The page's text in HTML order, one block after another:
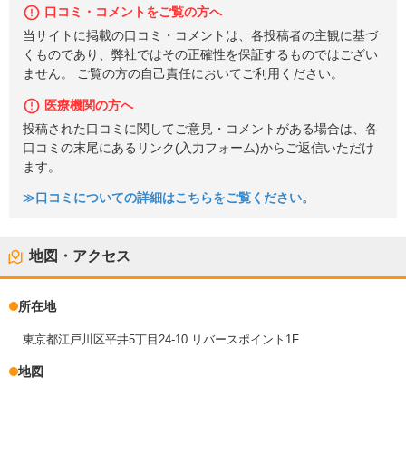
口コミ・コメントをご覧の方へ
当サイトに掲載の口コミ・コメントは、各投稿者の主観に基づ
くものであり、弊社ではその正確性を保証するものではござい
ません。 ご覧の方の自己責任においてご利用ください。
医療機関の方へ
投稿された口コミに関してご意見・コメントがある場合は、各
口コミの末尾にあるリンク(入力フォーム)からご返信いただけ
ます。
≫口コミについての詳細はこちらをご覧ください。
地図・アクセス
所在地
東京都江戸川区平井5丁目24-10 リバースポイント1F
地図